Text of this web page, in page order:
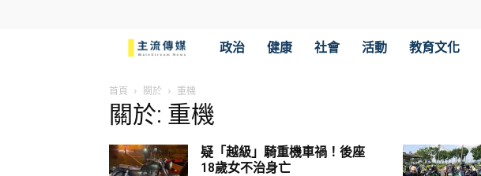
傳
媒
政治 健康 社會 活動 教育文化
首頁 關於 重機
關於: 重機
疑「越級」騎重機車禍！後座
18歲女不治身亡